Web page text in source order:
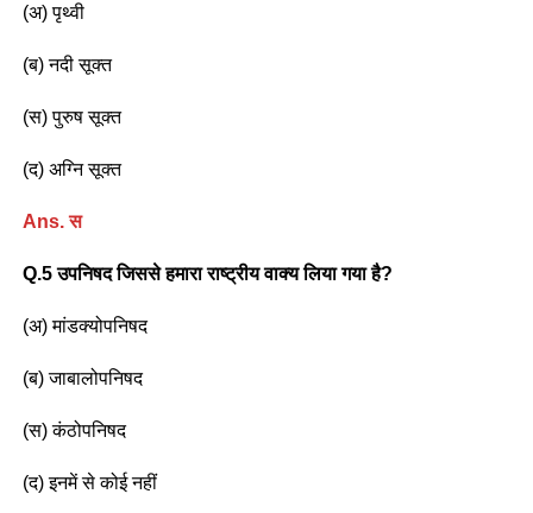
(अ) पृथ्वी
(ब) नदी सूक्त
(स) पुरुष सूक्त
(द) अग्नि सूक्त
Ans. स
Q.5 उपनिषद जिससे हमारा राष्ट्रीय वाक्य लिया गया है?
(अ) मांडक्योपनिषद
(ब) जाबालोपनिषद
(स) कंठोपनिषद
(द) इनमें से कोई नहीं